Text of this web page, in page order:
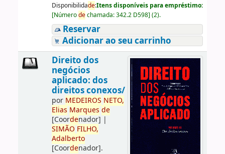
Disponibilidade:Itens disponíveis para empréstimo:
[Númerodechamada:342.2 D598] (2).
Reservar
Adicionar ao seu carrinho
Direito dos
negócios
aplicado: dos
direitos conexos/
por MEDEIROS NETO,
Elias Marques de
[Coordenador] |
SIMÃO FILHO,
Adalberto
[Coordenador].